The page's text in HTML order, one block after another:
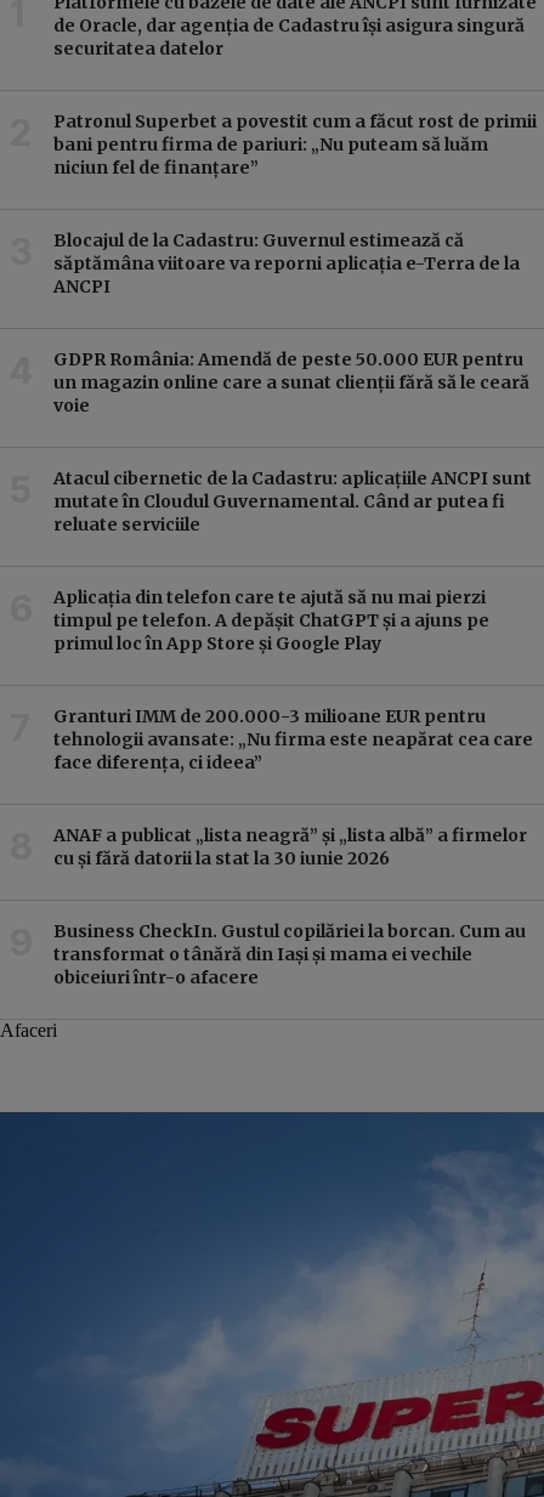
de Oracle, dar agenția de Cadastru își asigura singură
securitatea datelor
Patronul Superbet a povestit cum a făcut rost de primii
bani pentru firma de pariuri: „Nu puteam să luăm
niciun fel de finanțare”
Blocajul de la Cadastru: Guvernul estimează că
săptămâna viitoare va reporni aplicația e-Terra de la
ANCPI
GDPR România: Amendă de peste 50.000 EUR pentru
un magazin online care a sunat clienții fără să le ceară
voie
Atacul cibernetic de la Cadastru: aplicațiile ANCPI sunt
mutate în Cloudul Guvernamental. Când ar putea fi
reluate serviciile
Aplicația din telefon care te ajută să nu mai pierzi
timpul pe telefon. A depășit ChatGPT și a ajuns pe
primul loc în App Store și Google Play
Granturi IMM de 200.000-3 milioane EUR pentru
tehnologii avansate: „Nu firma este neapărat cea care
face diferența, ci ideea”
ANAF a publicat „lista neagră” și „lista albă” a firmelor
cu și fără datorii la stat la 30 iunie 2026
Business CheckIn. Gustul copilăriei la borcan. Cum au
transformat o tânără din Iași și mama ei vechile
obiceiuri într-o afacere
Afaceri